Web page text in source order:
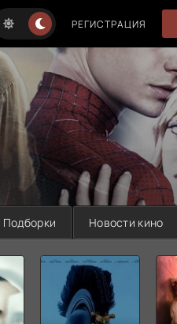
РЕГИСТРАЦИЯ
Подборки Новости кино